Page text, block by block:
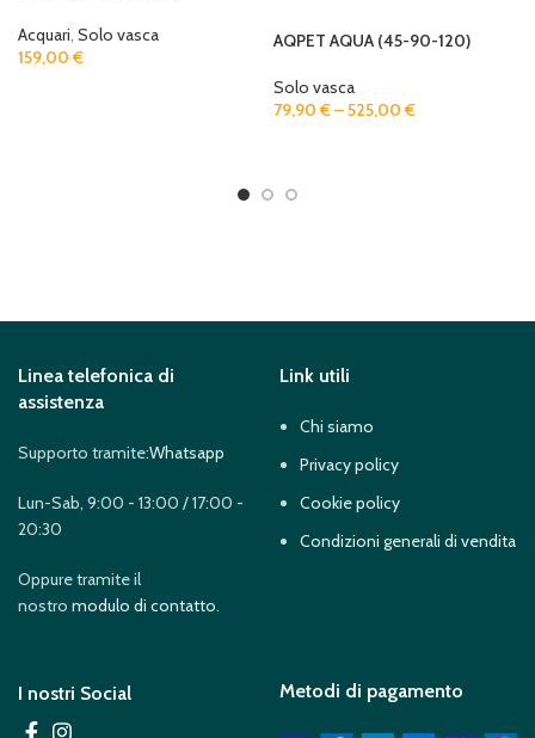
Acquari, Solo vasca
159,00 €
AQPET AQUA (45-90-120)
Solo vasca
79,90 €–525,00 €
Linea telefonica di
assistenza
Supporto tramite:Whatsapp
Lun-Sab, 9:00 - 13:00 / 17:00 -
20:30
Oppure tramite il
nostromodulo di contatto.
Link utili
Chi siamo
Privacy policy
Cookie policy
Condizioni generali di vendita
I nostri Social Metodi di pagamento